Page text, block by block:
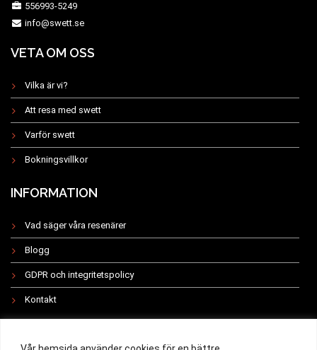
556993-5249
info@swett.se
VETA OM OSS
Vilka är vi?
Att resa med swett
Varför swett
Bokningsvillkor
INFORMATION
Vad säger våra resenärer
Blogg
GDPR och integritetspolicy
Kontakt